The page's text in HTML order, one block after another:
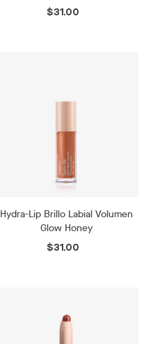
$31.00
Hydra-Lip Brillo Labial Volumen
Glow Honey
$31.00